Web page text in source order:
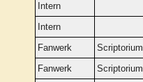
Intern
Intern
Fanwerk
Scriptorium
Fanwerk
Scriptorium